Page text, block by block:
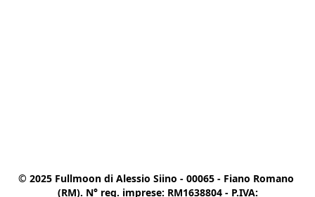
© 2025 Fullmoon di Alessio Siino - 00065 - Fiano Romano
(RM). N° reg. imprese: RM1638804 - P.IVA: